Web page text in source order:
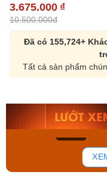
3.675.000 ₫
10.500.000đ
Đã có 155,724+
Tất cả sản phẩm
Orient Nam
Mua ngay